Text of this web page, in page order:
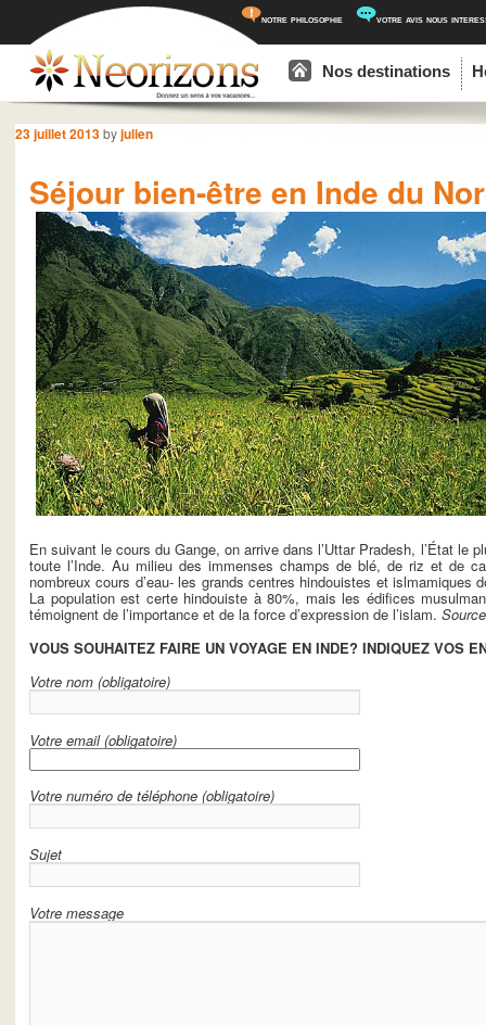
notre philosophie votre avis nous
Aller au contenu principal
Aller au contenu secondaire
Nos destinations
Navigation des articles
Séjour bien-être en Inde du
23 juillet 2013byjulien
En suivant le cours du Gange, on arrive dans l’Uttar Pradesh, l’État le
toute l’Inde. Au milieu des immenses champs de blé, de riz et de
nombreux cours d’eau- les grands centres hindouistes et
La population est certe hindouiste à 80%, mais les édifices
témoignent de l’importance et de la force d’expression de l’islam.
VOUS SOUHAITEZ FAIRE UN VOYAGE EN INDE? INDIQUEZ VOS
Votre nom (obligatoire)
Votre email (obligatoire)
Votre numéro de téléphone (obligatoire)
Sujet
Votre message